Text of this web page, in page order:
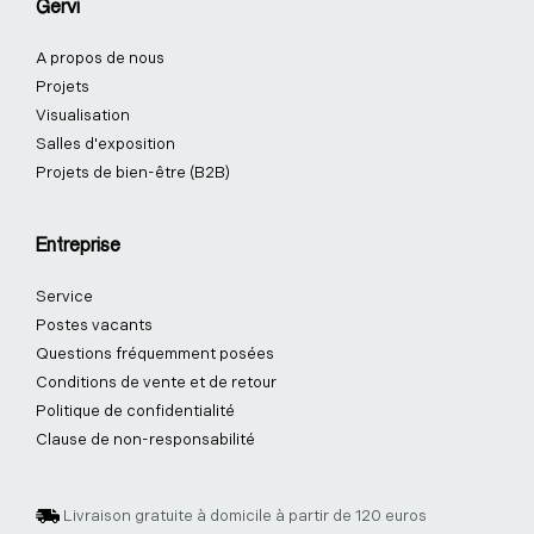
Gervi
A propos de nous
Projets
Visualisation
Salles d'exposition
Projets de bien-être (B2B)
Entreprise
Service
Postes vacants
Questions fréquemment posées
Conditions de vente et de retour
Politique de confidentialité
Clause de non-responsabilité
Livraison gratuite à domicile à partir de 120 euros